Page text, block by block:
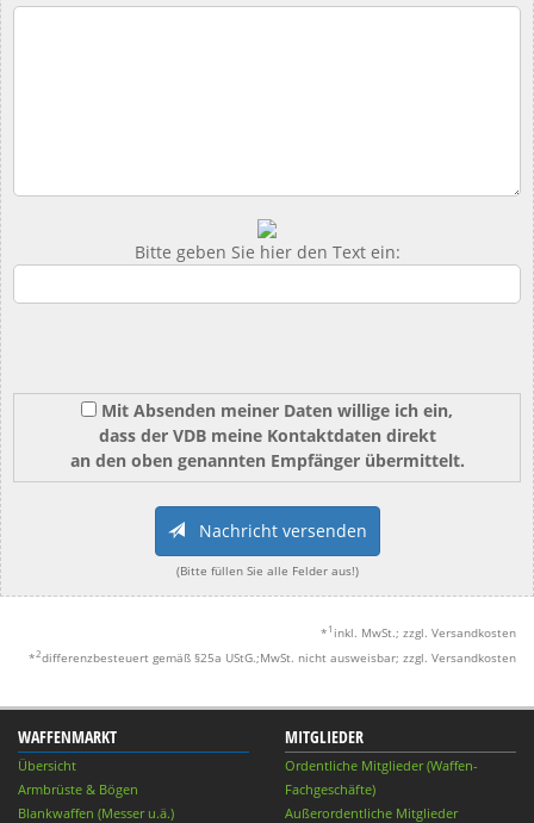
Bitte geben Sie hier den Text ein:
Mit Absenden meiner Daten willige ich ein,
dass der VDB meine Kontaktdaten direkt
an den oben genannten Empfänger übermittelt.
Nachricht versenden
(Bitte füllen Sie alle Felder aus!)
* 1 inkl. MwSt.; zzgl. Versandkosten
*2differenzbesteuert gemäß §25a UStG.;MwSt. nicht ausweisbar; zzgl. Versandkosten
WAFFENMARKT
Übersicht
Armbrüste & Bögen
Blankwaffen (Messer u.ä.)
MITGLIEDER
Ordentliche Mitglieder (Waffen-
Fachgeschäfte)
Außerordentliche Mitglieder